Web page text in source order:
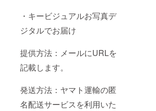
・キービジュアルお写真デ
ジタルでお届け
提供方法：メールにURLを
記載します。
発送方法：ヤマト運輸の匿
名配送サービスを利用いた